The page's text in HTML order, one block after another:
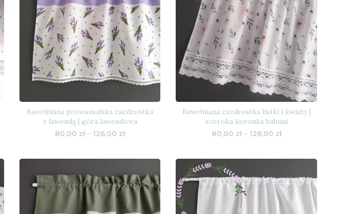
Bawełniana prowansalska zazdrostka
z lawendą | góra lawendowa
80,00 zł – 126,00 złZakres
80,00 zł
126,00 zł
Bawełniana zazdrostka listki i kwiaty |
szeroka koronka babuni
80,00 zł – 126,00 złZakres
80,00 zł
126,00 zł